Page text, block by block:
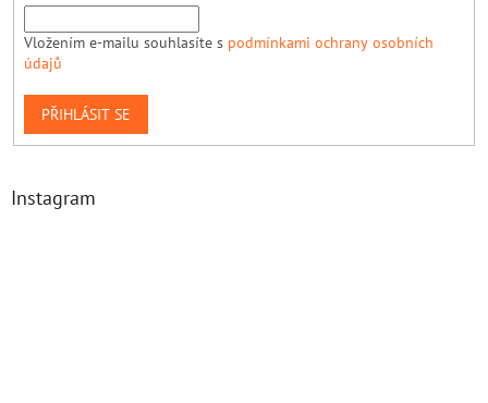
Vložením e-mailu souhlasíte s podmínkami ochrany osobních
údajů
PŘIHLÁSIT SE
Instagram